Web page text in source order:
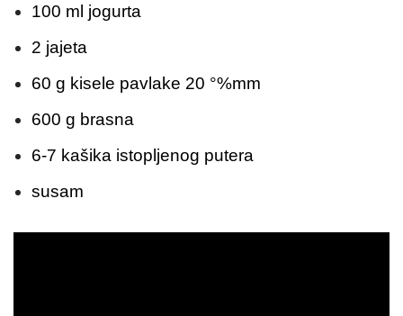
100 ml jogurta
2 jajeta
60 g kisele pavlake 20 °%mm
600 g brasna
6-7 kašika istopljenog putera
susam